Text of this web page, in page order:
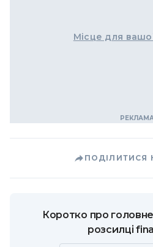
Місце для
Коротко про
розсилці